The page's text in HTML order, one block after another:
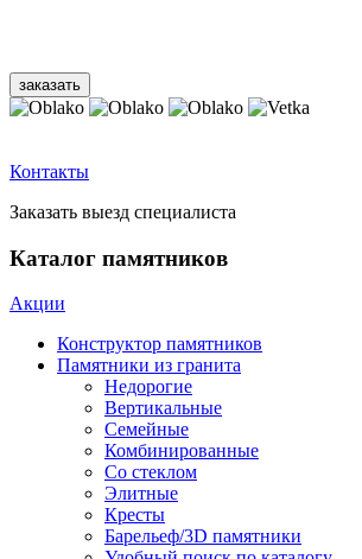
Контакты
Заказать выезд специалиста
Каталог памятников
Акции
Конструктор памятников
Памятники из гранита
Недорогие
Вертикальные
Семейные
Комбинированные
Со стеклом
Элитные
Кресты
Барельеф/3D памятники